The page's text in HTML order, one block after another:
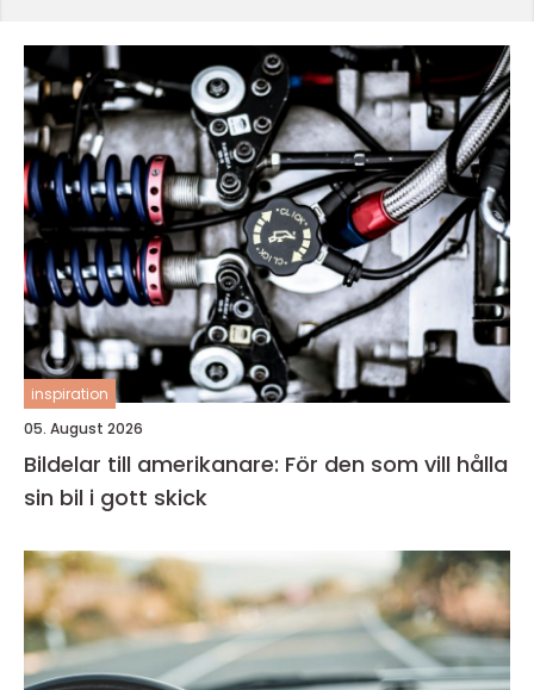
inspiration
05. August 2026
Bildelar till amerikanare: För den som vill hålla
sin bil i gott skick